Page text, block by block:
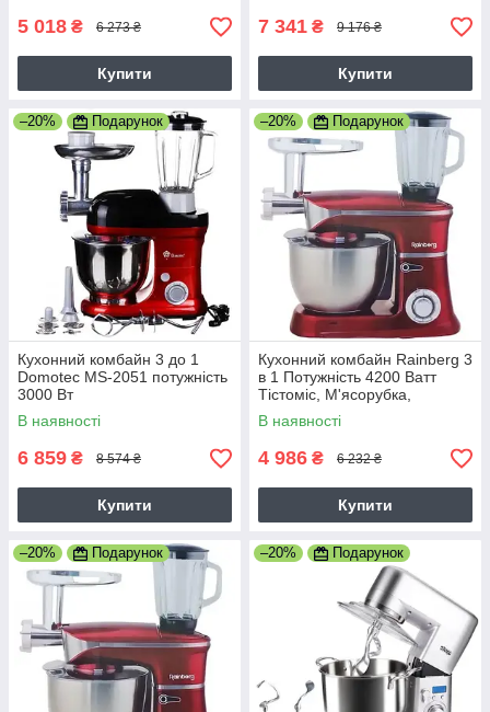
5 018 ₴ 6 273 ₴
Купити
7 341 ₴ 9 176 ₴
Купити
–20% Подарунок
Кухонний комбайн 3 до 1
Domotec MS-2051 потужність
3000 Вт
В наявності
6 859 ₴ 8 574 ₴
Купити
–20% Подарунок
Кухонний комбайн Rainberg 3
в 1 Потужність 4200 Ватт
Тістоміс, М'ясорубка,
Блендер Міксер RB-8080
Червоний
В наявності
4 986 ₴ 6 232 ₴
Купити
–20% Подарунок –20% Подарунок